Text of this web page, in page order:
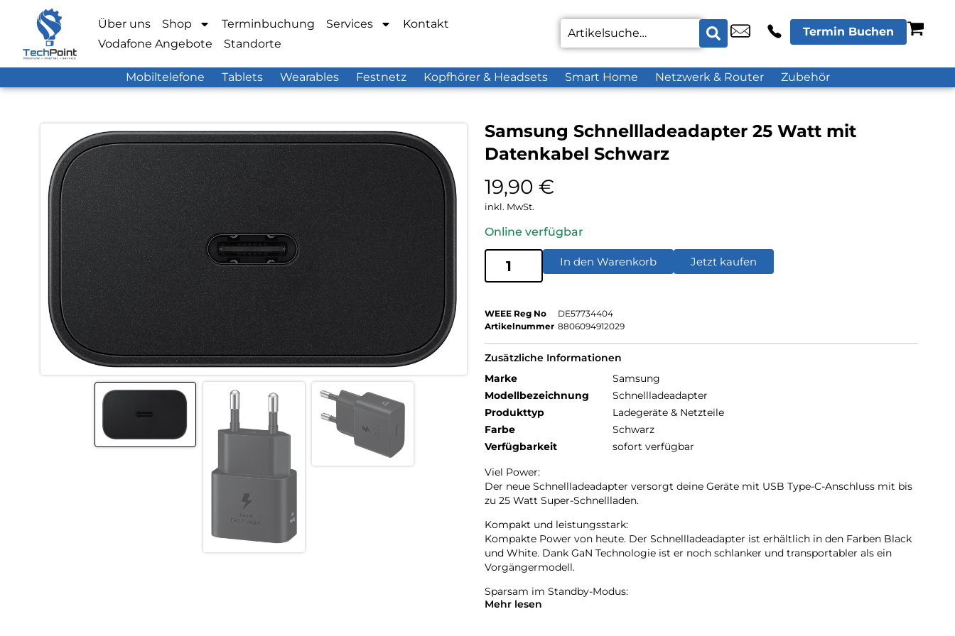
Über uns Shop Terminbuchung Services
Kontakt
Vodafone Angebote
Standorte
Termin Buchen
Mobiltelefone Tablets Wearables Festnetz Kopfhörer & Headsets Smart Home Netzwerk & Router Zubehör
Samsung Schnellladeadapter 25 Watt mit
Datenkabel Schwarz
19,90 €
inkl. MwSt.
Online verfügbar
In den Warenkorb Jetzt kaufen
WEEE Reg No
DE57734404
Artikelnummer 8806094912029
Zusätzliche Informationen
Marke
Samsung
Modellbezeichnung
Schnellladeadapter
Produkttyp
Ladegeräte & Netzteile
Farbe
Schwarz
Verfügbarkeit
sofort verfügbar
Viel Power:
Der neue Schnellladeadapter versorgt deine Geräte mit USB Type-C-Anschluss mit bis
zu 25 Watt Super-Schnellladen.
Kompakt und leistungsstark:
Kompakte Power von heute. Der Schnellladeadapter ist erhältlich in den Farben Black
und White. Dank GaN Technologie ist er noch schlanker und transportabler als ein
Vorgängermodell.
Sparsam im Standby-Modus:
Es muss nicht immer Vollgas sein. Der Schnellladeadapter reduziert deine Standby-
Mehr lesen